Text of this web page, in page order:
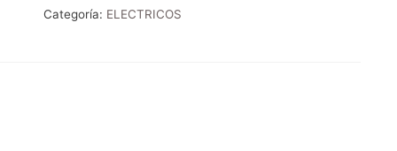
Categoría: ELECTRICOS